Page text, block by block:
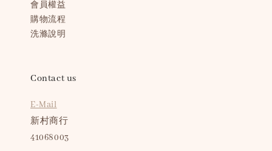
會員權益
購物流程
洗滌說明
Contact us
E-Mail
新村商行
41068003